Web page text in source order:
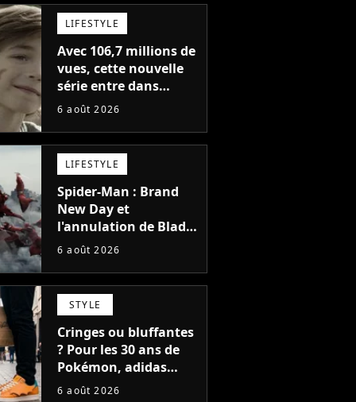
LIFESTYLE
Avec 106,7 millions de
vues, cette nouvelle
série entre dans
l'histoire de Netflix en
6 août 2026
LIFESTYLE
Spider-Man : Brand
New Day et
l'annulation de Blade
montrent que Marvel
faire quoi que ce soit
de simple
6 août 2026
STYLE
Cringes ou bluffantes
? Pour les 30 ans de
Pokémon, adidas
dévoile une énorme
6 août 2026